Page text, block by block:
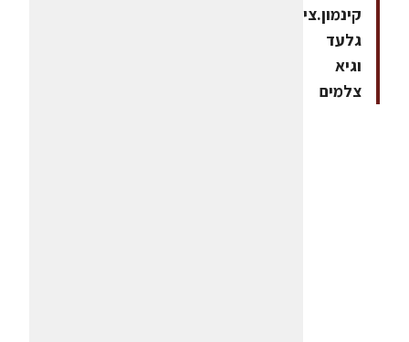
קינמון.צילום:
גלעד
וגיא
צלמים